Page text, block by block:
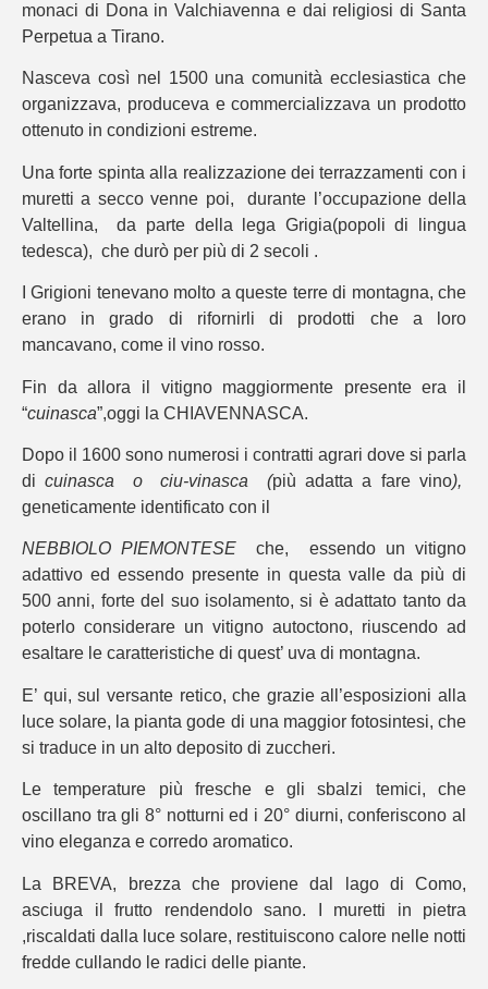
monaci di Dona in Valchiavenna e dai religiosi di Santa
Perpetua a Tirano.
Nasceva così nel 1500 una comunità ecclesiastica che
organizzava, produceva e commercializzava un prodotto
ottenuto in condizioni estreme.
Una forte spinta alla realizzazione dei terrazzamenti con i
muretti a secco venne poi, durante l’occupazione della
Valtellina, da parte della lega Grigia(popoli di lingua
tedesca), che durò per più di 2 secoli .
I Grigioni tenevano molto a queste terre di montagna, che
erano in grado di rifornirli di prodotti che a loro
mancavano, come il vino rosso.
Fin da allora il vitigno maggiormente presente era il
“cuinasca”,oggi la CHIAVENNASCA.
Dopo il 1600 sono numerosi i contratti agrari dove si parla
dicuinasca o ciu-vinasca (più adatta a fare vino),
geneticamente identificato con il
NEBBIOLO PIEMONTESE
che, essendo un vitigno
adattivo ed essendo presente in questa valle da più di
500 anni, forte del suo isolamento, si è adattato tanto da
poterlo considerare un vitigno autoctono, riuscendo ad
esaltare le caratteristiche di quest’ uva di montagna.
E’ qui, sul versante retico, che grazie all’esposizioni alla
luce solare, la pianta gode di una maggior fotosintesi, che
si traduce in un alto deposito di zuccheri.
Le temperature più fresche e gli sbalzi temici, che
oscillano tra gli 8° notturni ed i 20° diurni, conferiscono al
vino eleganza e corredo aromatico.
La BREVA, brezza che proviene dal lago di Como,
asciuga il frutto rendendolo sano. I muretti in pietra
,riscaldati dalla luce solare, restituiscono calore nelle notti
fredde cullando le radici delle piante.